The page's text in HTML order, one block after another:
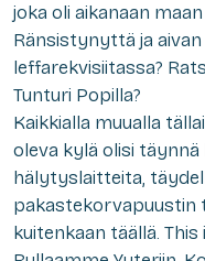
joka oli aikanaan
Ränsistynyttä ja
leffarekvisiitassa?
Tunturi Popilla?
Kaikkialla muualla
oleva kylä olisi
hälytyslaitteita,
pakastekorvapuustin
kuitenkaan täällä.